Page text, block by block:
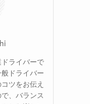
ライバーで
ドライバー
ツをお伝え
、バランス